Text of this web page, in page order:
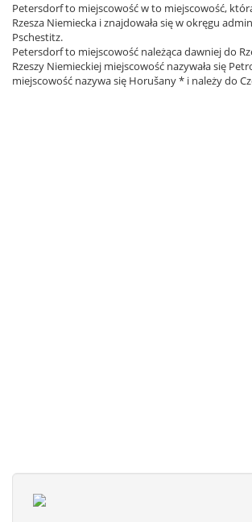
Petersdorf to miejscowość w to miejscowość,
Rzesza Niemiecka i znajdowała się w okręgu
Pschestitz.
Petersdorf to miejscowość należąca dawniej do
Rzeszy Niemieckiej miejscowość nazywała się
miejscowość nazywa się Horušany * i należy do